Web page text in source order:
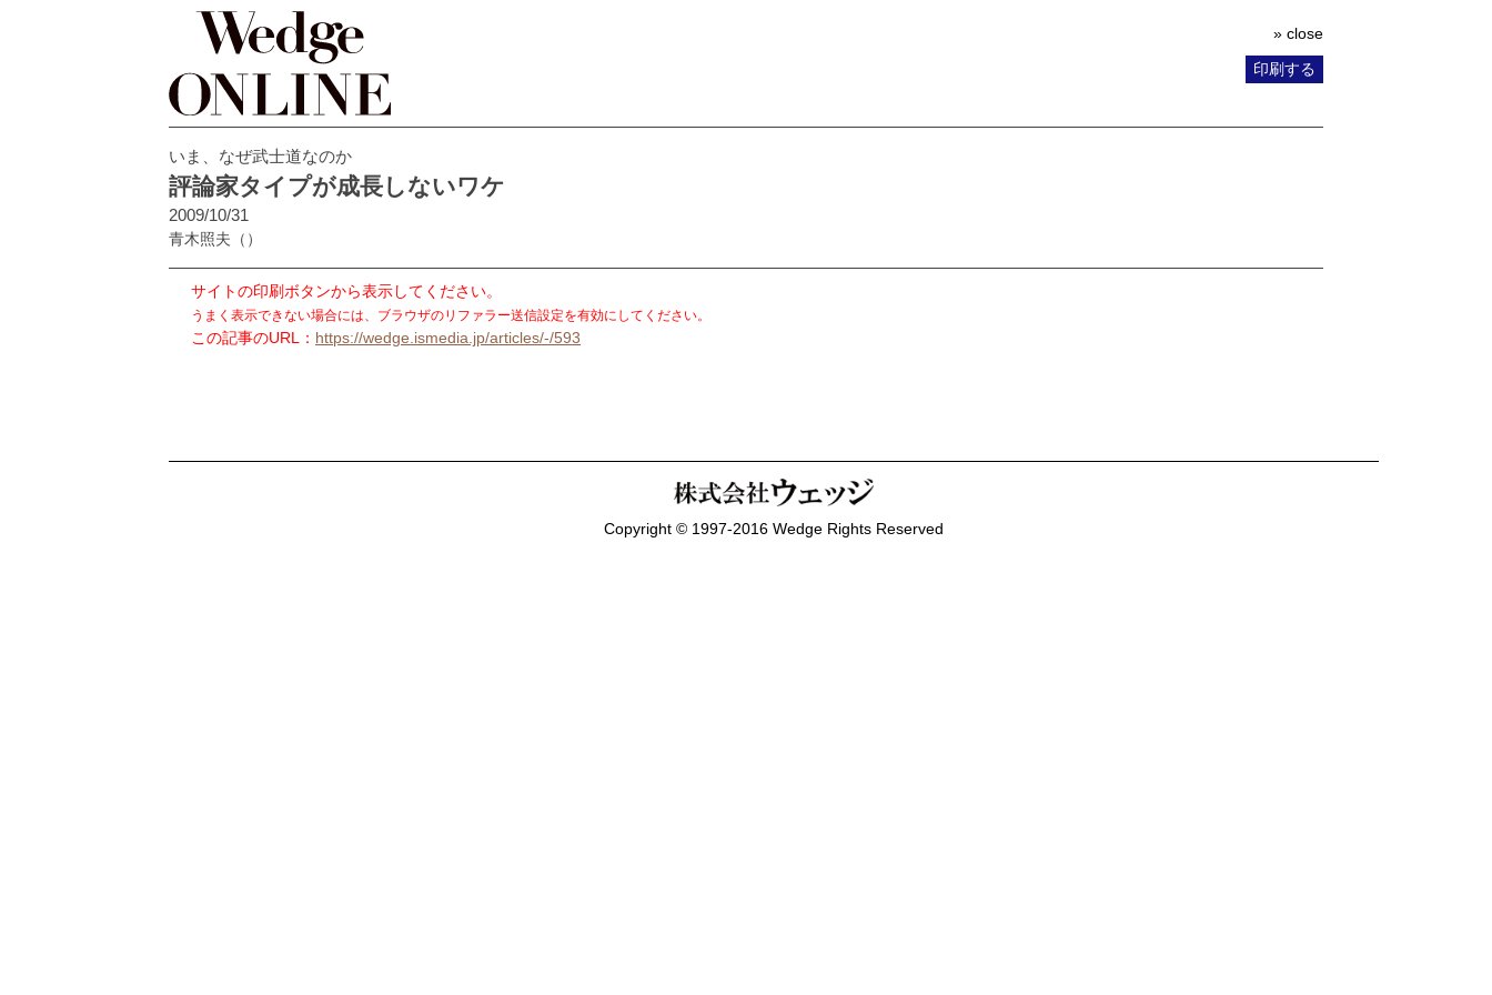
» close
印刷する
いま、なぜ武士道なのか
評論家タイプが成長しないワケ
2009/10/31
青木照夫 （）
サイトの印刷ボタンから表示してください。
うまく表示できない場合には、ブラウザのリファラー送信設定を有効にしてください。
この記事のURL： https://wedge.ismedia.jp/articles/-/593
Copyright © 1997-2016 Wedge Rights Reserved